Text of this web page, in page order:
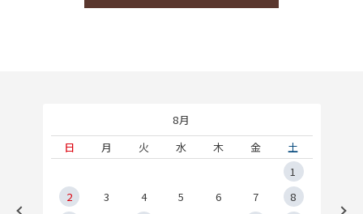
8月
日
月 火 水 木 金
土
1
2
3 4 5 6 7
8